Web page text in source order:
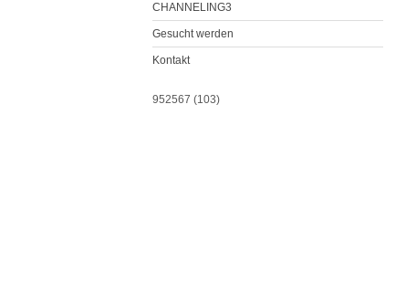
CHANNELING3
Gesucht werden
Kontakt
952567 (103)